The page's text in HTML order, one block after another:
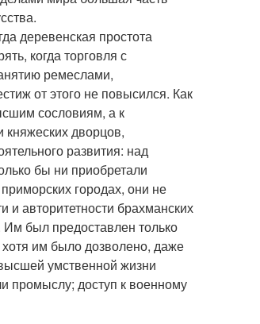
деревенская простота
когда торговля с
ремеслами,
от этого не повысился. Как
сословиям, а к
княжеских дворцов,
развития: над
бы ни приобретали
городах, они не
и авторитетности брахманских
был предоставлен только
хотя им было дозволено, даже
умственной жизни
промыслу; доступ к военному